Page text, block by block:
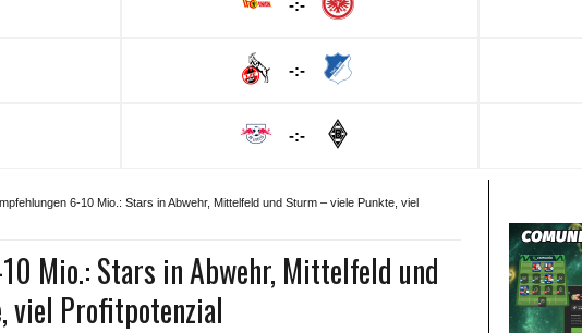
-:-
-:-
-:-
6-10 Mio.: Stars in Abwehr, Mittelfeld und Sturm – viele Punkte, viel
Mio.: Stars in Abwehr, Mittelfeld und
viel Profitpotenzial